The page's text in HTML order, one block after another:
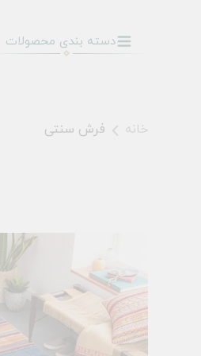
دسته بندی محصولات
خانه فرش سنتی